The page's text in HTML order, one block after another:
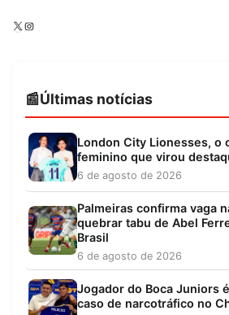
X Instagram
Últimas notícias
London City Lionesses, o
feminino que virou
6 de agosto de 2026
Palmeiras confirma vaga
quebrar tabu de Abel
Brasil
6 de agosto de 2026
Jogador do Boca Juniors
caso de narcotráfico no